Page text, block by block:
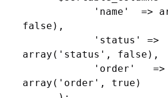
false),
array('status', false),
array('order', true)